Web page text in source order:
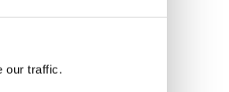
our traffic.